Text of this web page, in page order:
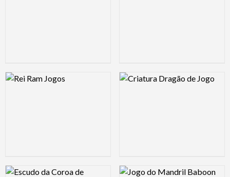
Logo Preview Image Logo Preview Image
Logo Preview Image Logo Preview Image